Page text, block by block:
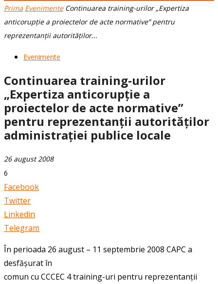
Prima Evenimente Continuarea training-urilor „Expertiza
anticorupție a proiectelor de acte normative” pentru
reprezentanții autorităților...
Evenimente
Continuarea training-urilor
„Expertiza anticorupție a
proiectelor de acte normative”
pentru reprezentanții autorităților
administrației publice locale
26 august 2008
6
Facebook
Twitter
Linkedin
Telegram
În perioada 26 august – 11 septembrie 2008 CAPC a
desfășurat în
comun cu CCCEC 4 training-uri pentru reprezentanții